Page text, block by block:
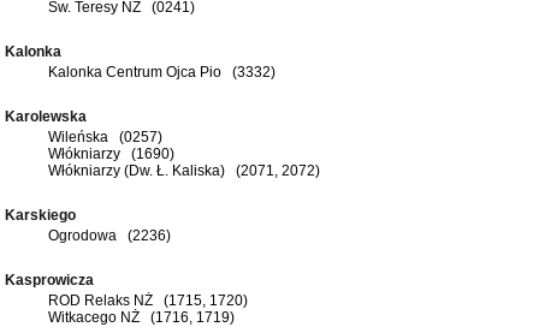
Św. Teresy NŻ (0241)
Kalonka
Kalonka Centrum Ojca Pio (3332)
Karolewska
Wileńska (0257)
Włókniarzy (1690)
Włókniarzy (Dw. Ł. Kaliska) (2071, 2072)
Karskiego
Ogrodowa (2236)
Kasprowicza
ROD Relaks NŻ (1715, 1720)
Witkacego NŻ (1716, 1719)